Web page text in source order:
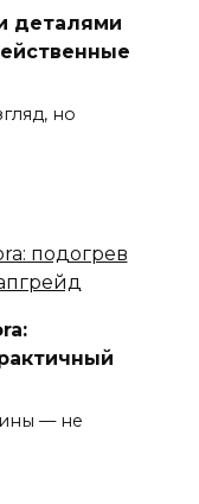
деталями
но
— не